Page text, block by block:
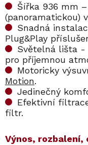
Šířka 936 mm
(panoramatickou)
Snadná
Plug&Play
Světelná lišta -
pro příjemnou
Motoricky
Motion.
Jedinečný
Efektivní
filtr.
Výnos, rozbalení,